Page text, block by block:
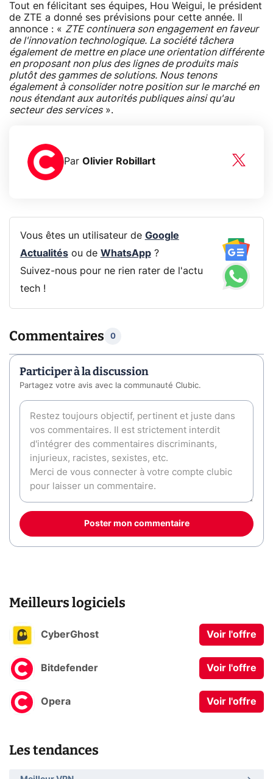
Tout en félicitant ses équipes, Hou Weigui, le président
de ZTE a donné ses prévisions pour cette année. Il
annonce : « ZTE continuera son engagement en faveur
de l'innovation technologique. La société tâchera
également de mettre en place une orientation différente
en proposant non plus des lignes de produits mais
plutôt des gammes de solutions. Nous tenons
également à consolider notre position sur le marché en
nous étendant aux autorités publiques ainsi qu'au
secteur des services».
Par Olivier Robillart
Vous êtes un utilisateur de Google
Actualitésou de WhatsApp?
Suivez-nous pour ne rien rater de l'actu
tech !
Commentaires 0
Participer à la discussion
Partagez votre avis avec la communauté Clubic.
Poster mon commentaire
Meilleurs logiciels
CyberGhost Voir l'offre
Bitdefender Voir l'offre
Opera Voir l'offre
Les tendances